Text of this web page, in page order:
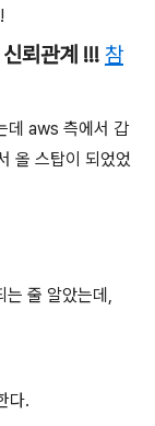
뢰관계 !!! 참
데 aws 측에서 갑
올 스탑이 되었었
줄 알았는데,
다.